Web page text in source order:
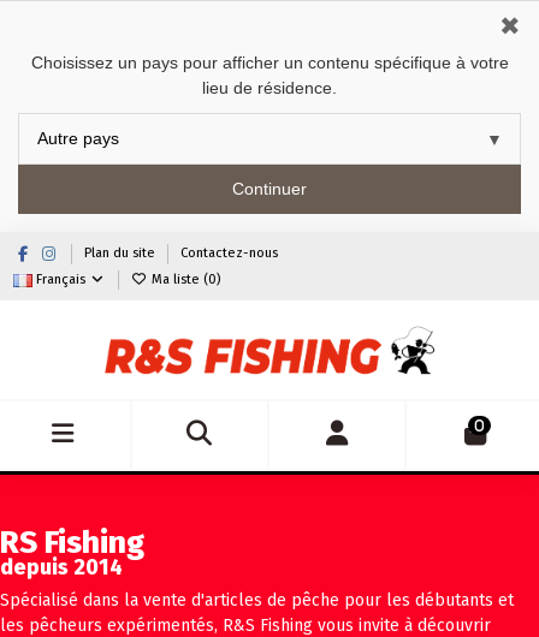
Choisissez un pays pour afficher un contenu spécifique à votre
lieu de résidence.
Continuer
✖
Plan du site
Contactez-nous
Français
Ma liste (0)
0
RS Fishing
depuis 2014
Spécialisé dans la vente d'articles de pêche pour les débutants et
les pêcheurs expérimentés, R&S Fishing vous invite à découvrir